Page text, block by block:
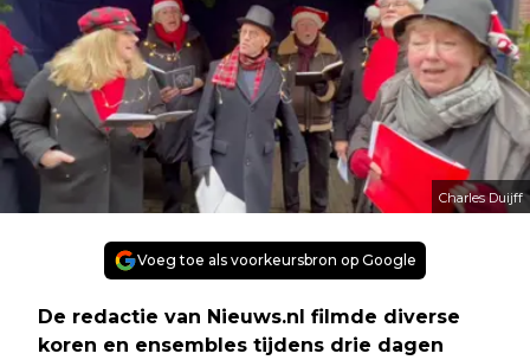
Charles Duijff
Voeg toe als voorkeursbron op Google
De redactie van Nieuws.nl filmde diverse
koren en ensembles tijdens drie dagen